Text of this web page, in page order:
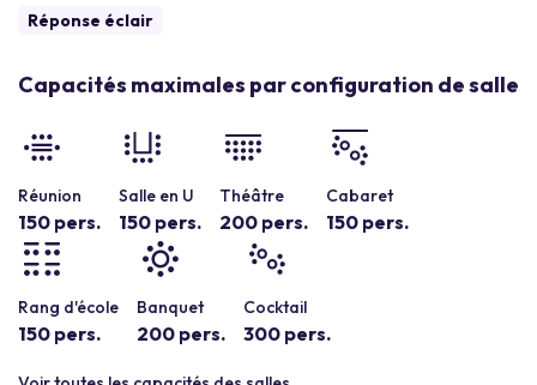
Réponse éclair
Capacités maximales par configuration de salle
Réunion
150 pers.
Salle en U
150 pers.
Théâtre
200 pers.
Cabaret
150 pers.
Rang d'école
150 pers.
Banquet
200 pers.
Cocktail
300 pers.